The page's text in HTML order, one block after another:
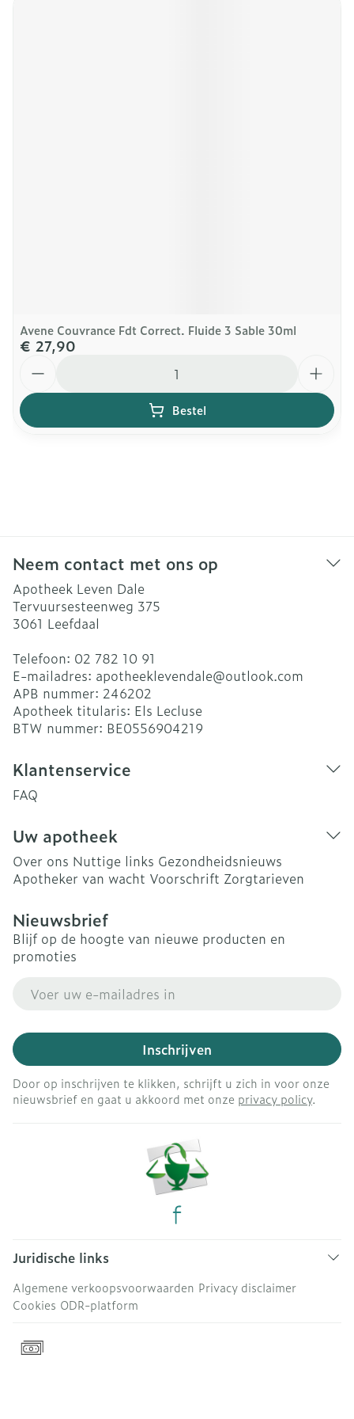
Avene Couvrance Fdt Correct. Fluide 3 Sable 30ml
€ 27,90
Bestel
Neem contact met ons op
Apotheek Leven Dale
Tervuursesteenweg 375
3061 Leefdaal
Telefoon: 02 782 10 91
E-mailadres: apotheeklevendale@outlook.com
APB nummer: 246202
Apotheek titularis: Els Lecluse
BTW nummer: BE0556904219
Klantenservice
FAQ
Uw apotheek
Over ons Nuttige links Gezondheidsnieuws
Apotheker van wacht Voorschrift Zorgtarieven
Nieuwsbrief
Blijf op de hoogte van nieuwe producten en
promoties
Inschrijven
Door op inschrijven te klikken, schrijft u zich in voor onze
nieuwsbrief en gaat u akkoord met onze privacy policy.
Juridische links
Algemene verkoopsvoorwaarden Privacy disclaimer
Cookies ODR-platform